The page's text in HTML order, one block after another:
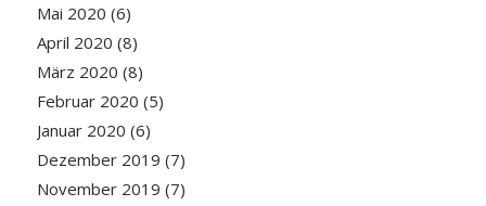
Mai 2020 (6)
April 2020 (8)
März 2020 (8)
Februar 2020 (5)
Januar 2020 (6)
Dezember 2019 (7)
November 2019 (7)